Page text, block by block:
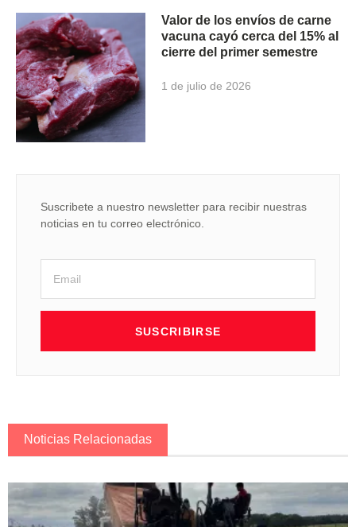
Valor de los envíos de carne
vacuna cayó cerca del 15% al
cierre del primer semestre
1 de julio de 2026
Suscribete a nuestro newsletter para recibir nuestras
noticias en tu correo electrónico.
SUSCRIBIRSE
Noticias Relacionadas